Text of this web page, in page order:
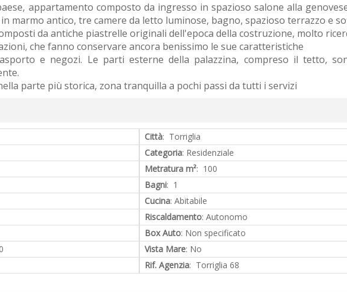
appartamento composto da ingresso in spazioso salone alla
marmo antico, tre camere da letto luminose, bagno, spazioso terrazzo e
da antiche piastrelle originali dell'epoca della costruzione, molto
che fanno conservare ancora benissimo le sue caratteristiche
e negozi. Le parti esterne della palazzina, compreso il tetto,
parte più storica, zona tranquilla a pochi passi da tutti i servizi
Città: Torriglia
Categoria: Residenziale
Metratura m²: 100
Bagni: 1
Cucina: Abitabile
Riscaldamento: Autonomo
Box Auto: Non specificato
Vista Mare: No
Rif. Agenzia: Torriglia 68